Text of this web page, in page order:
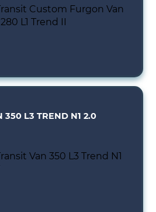
350 L3 TREND N1 2.0